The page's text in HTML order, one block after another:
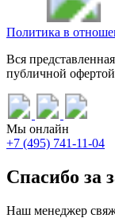
Политика в
Вся
публичной офертой
Мы онлайн
+7 (495) 741-11-04
Спасибо за
Наш менеджер